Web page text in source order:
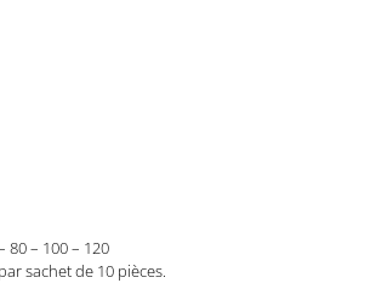
80 – 100 – 120
sachet de 10 pièces.